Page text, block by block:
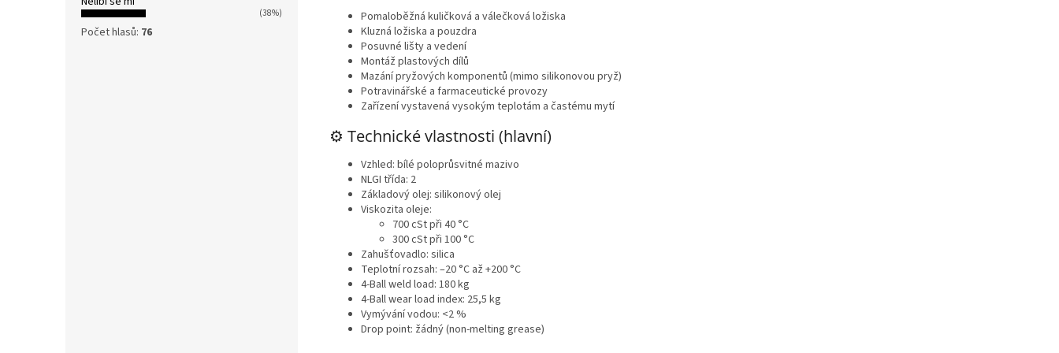
(38%)
Počet hlasů: 76
Pomaloběžná kuličková a válečková ložiska
Kluzná ložiska a pouzdra
Posuvné lišty a vedení
Montáž plastových dílů
Mazání pryžových komponentů (mimo silikonovou pryž)
Potravinářské a farmaceutické provozy
Zařízení vystavená vysokým teplotám a častému mytí
⚙️ Technické vlastnosti (hlavní)
Vzhled: bílé poloprůsvitné mazivo
NLGI třída: 2
Základový olej: silikonový olej
Viskozita oleje:
700 cSt při 40 °C
300 cSt při 100 °C
Zahušťovadlo: silica
Teplotní rozsah: –20 °C až +200 °C
4-Ball weld load: 180 kg
4-Ball wear load index: 25,5 kg
Vymývání vodou: <2 %
Drop point: žádný (non-melting grease)